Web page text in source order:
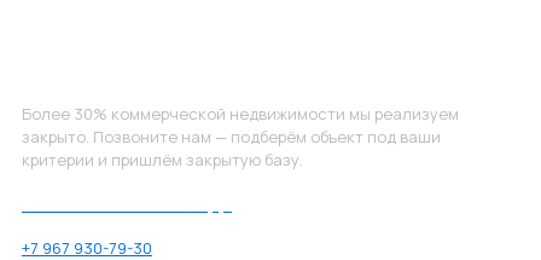
Более 30% коммерческой недвижимости мы реализуем
закрыто. Позвоните нам — подберём объект под ваши
критерии и пришлём закрытую базу.
+7 967 930-79-30